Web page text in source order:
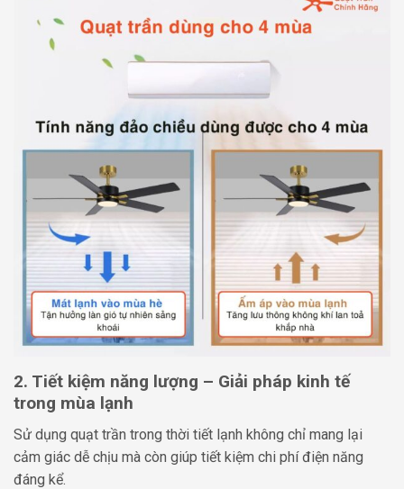
2. Tiết kiệm năng lượng – Giải pháp kinh tế
trong mùa lạnh
Sử dụng quạt trần trong thời tiết lạnh không chỉ mang lại
cảm giác dễ chịu mà còn giúp tiết kiệm chi phí điện năng
đáng kể.